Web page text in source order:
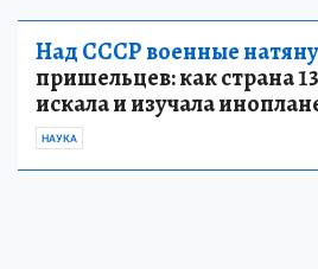
Над СССР военные
пришельцев: как страна
искала и изучала
НАУКА